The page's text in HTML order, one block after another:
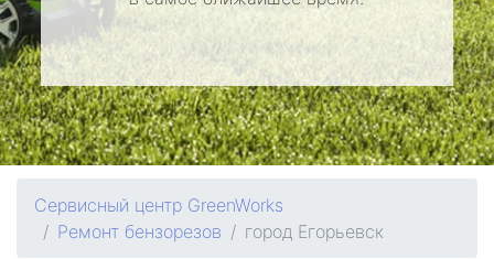
Сервисный центр GreenWorks
Ремонт бензорезов
город Егорьевск